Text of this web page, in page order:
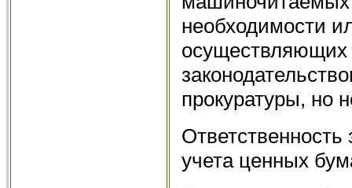
необходимости
осуществляющих
прокуратуры, но
учета ценных